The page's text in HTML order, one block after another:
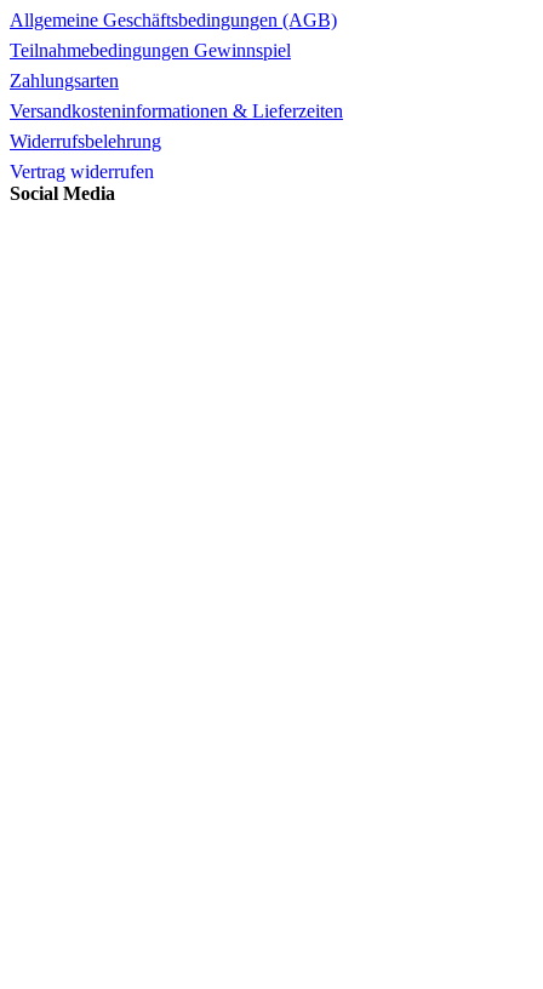
Allgemeine Geschäftsbedingungen (AGB)
Teilnahmebedingungen Gewinnspiel
Zahlungsarten
Versandkosteninformationen & Lieferzeiten
Widerrufsbelehrung
Vertrag widerrufen
Social Media